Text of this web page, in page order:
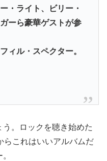
・ライト、ビリー・
ーら豪華ゲストが参
ィル・スペクター。
う。ロックを聴き始めた
らこれはいいアルバムだ